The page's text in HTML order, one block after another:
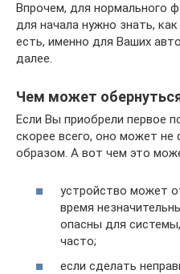
Впрочем, для нормального
для начала нужно знать,
есть, именно для Ваших
далее.
Чем может
Если Вы приобрели первое
скорее всего, оно может
образом. А вот чем это
устройство может
время
опасны для
часто;
если сделать